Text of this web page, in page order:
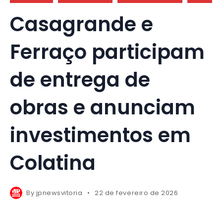
Casagrande e
Ferraço participam
de entrega de
obras e anunciam
investimentos em
Colatina
By jpnewsvitoria 22 de fevereiro de 2026